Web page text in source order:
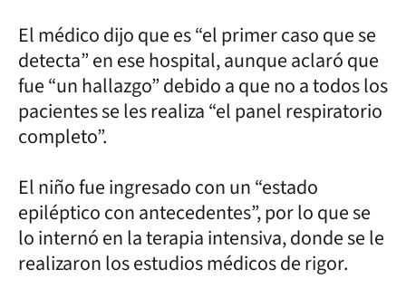
El médico dijo que es “el primer caso que se
detecta” en ese hospital, aunque aclaró que
fue “un hallazgo” debido a que no a todos los
pacientes se les realiza “el panel respiratorio
completo”.
El niño fue ingresado con un “estado
epiléptico con antecedentes”, por lo que se
lo internó en la terapia intensiva, donde se le
realizaron los estudios médicos de rigor.